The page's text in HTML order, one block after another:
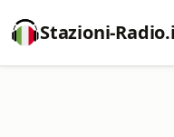
Stazioni-